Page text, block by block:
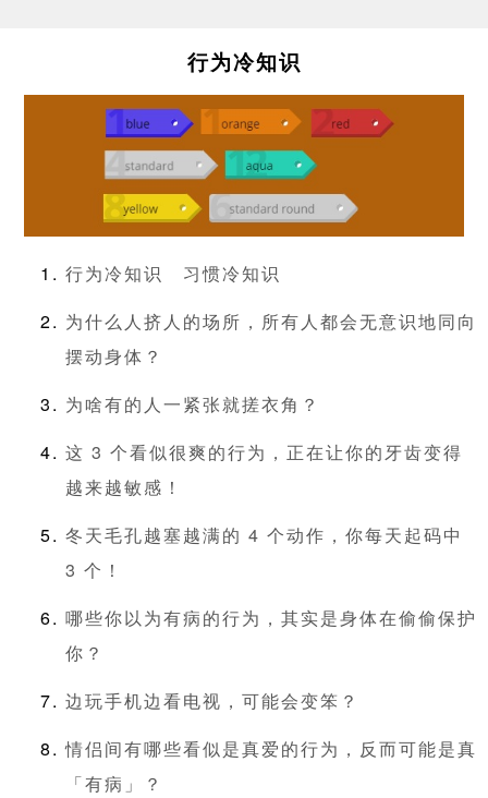
行为冷知识
行为冷知识
习惯冷知识
为什么人挤人的场所，所有人都会无意识地同向
摆动身体？
为啥有的人一紧张就搓衣角？
这 3 个看似很爽的行为，正在让你的牙齿变得
越来越敏感！
冬天毛孔越塞越满的 4 个动作，你每天起码中
3 个！
哪些你以为有病的行为，其实是身体在偷偷保护
你？
边玩手机边看电视，可能会变笨？
情侣间有哪些看似是真爱的行为，反而可能是真
「有病」？